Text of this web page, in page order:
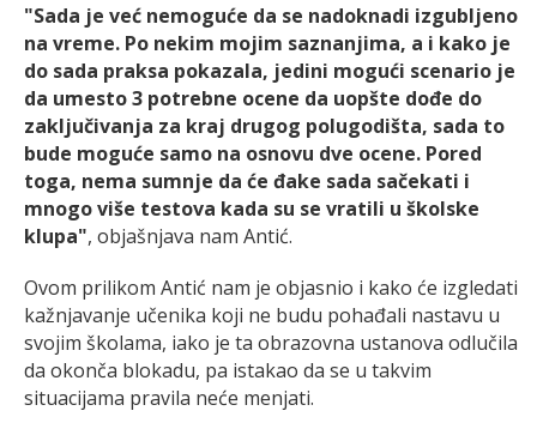
"Sada je već nemoguće da se nadoknadi izgubljeno
na vreme. Po nekim mojim saznanjima, a i kako je
do sada praksa pokazala, jedini mogući scenario je
da umesto 3 potrebne ocene da uopšte dođe do
zaključivanja za kraj drugog polugodišta, sada to
bude moguće samo na osnovu dve ocene. Pored
toga, nema sumnje da će đake sada sačekati i
mnogo više testova kada su se vratili u školske
klupa", objašnjava nam Antić.
Ovom prilikom Antić nam je objasnio i kako će izgledati
kažnjavanje učenika koji ne budu pohađali nastavu u
svojim školama, iako je ta obrazovna ustanova odlučila
da okonča blokadu, pa istakao da se u takvim
situacijama pravila neće menjati.